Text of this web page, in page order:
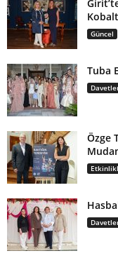
Güncel
Tuba
Özge